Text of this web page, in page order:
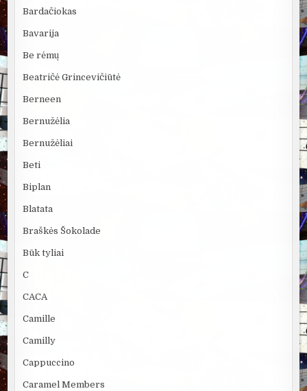
Bardačiokas
Bavarija
Be rėmų
Beatričė Grincevičiūtė
Berneen
Bernužėlia
Bernužėliai
Beti
Biplan
Blatata
Braškės Šokolade
Būk tyliai
C
CACA
Camille
Camilly
Cappuccino
Caramel Members